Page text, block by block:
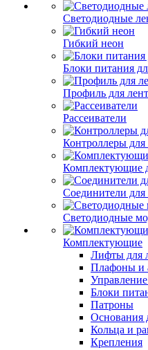
Светодиодные
Гибкий неон
Блоки питания
Профиль для
Рассеиватели
Контроллеры для
Комплектующие
Соединители для
Светодиодные
Комплектующие
Лифты для
Плафоны и
Блоки
Патроны
Основания
Кольца и
Крепления